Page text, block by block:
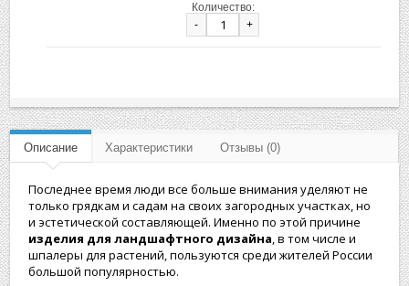
Количество:
-
+
Описание Характеристики Отзывы (0)
Последнее время люди все больше внимания уделяют не
только грядкам и садам на своих загородных участках, но
и эстетической составляющей. Именно по этой причине
изделия для ландшафтного дизайна, в том числе и
шпалеры для растений, пользуются среди жителей России
большой популярностью.